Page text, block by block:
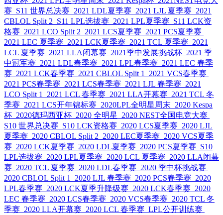
赛 S11 世界总决赛 2021 LDL夏季赛 2021 LJL 夏季赛 2021
CBLOL Split 2 S11 LPL选拔赛 2021 LPL夏季赛 S11 LCK资
格赛 2021 LCO Split 2 2021 LCS夏季赛 2021 PCS夏季赛
2021 LEC 夏季赛 2021 LCK夏季赛 2021 TCL 夏季赛 2021
LCL 夏季赛 2021 LLA闭幕赛 2021季中发展挑战杯 2021 季
中冠军赛 2021 LDL春季赛 2021 LPL春季赛 2021 LEC 春季
赛 2021 LCK春季赛 2021 CBLOL Split 1
2021 VCS春季赛
2021 PCS春季赛 2021 LCS春季赛 2021 LJL 春季赛 2021
LCO Split 1
2021 LCL 春季赛 2021 LLA开幕赛 2021 TCL 冬
季赛 2021 LCS开年锦标赛 2020LPL全明星周末 2020 Kespa
杯 2020德玛西亚杯 2020 全明星
2020 NEST全国电竞大赛
S10 世界总决赛 S10 LCK资格赛 2020 LCS夏季赛 2020 LJL
夏季赛 2020 CBLOL Split 2 2020 LEC夏季赛 2020 VCS夏季
赛 2020 LCK夏季赛 2020 LDL夏季赛 2020 PCS夏季赛 S10
LPL选拔赛 2020 LPL夏季赛 2020 LCL 夏季赛 2020 LLA闭幕
赛 2020 TCL 夏季赛 2020 LDL春季赛 2020 季中杯挑战赛
2020 CBLOL Split 1
2020 LJL 春季赛 2020 PCS春季赛 2020
LPL春季赛 2020 LCK夏季升降级赛 2020 LCK春季赛 2020
LEC 春季赛 2020 LCS春季赛 2020 VCS春季赛 2020 TCL 冬
季赛 2020 LLA开幕赛 2020 LCL 春季赛 LPL公开训练赛